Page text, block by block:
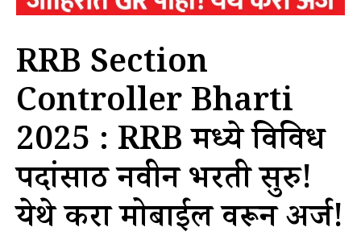
RRB Section
Controller Bharti
2025 : RRB मध्ये विविध
पदांसाठी नवीन भरती सुरु!
येथे करा मोबाईल वरून अर्ज!